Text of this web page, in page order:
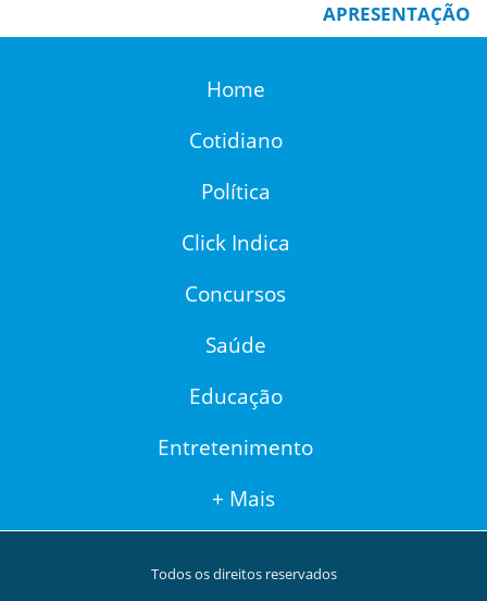
APRESENTAÇÃO
Home
Cotidiano
Política
Click Indica
Concursos
Saúde
Educação
Entretenimento
+ Mais
Todos os direitos reservados